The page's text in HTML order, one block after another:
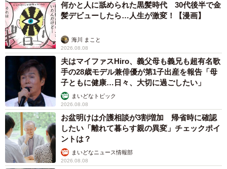
何かと人に舐められた黒髪時代 30代後半で金
髪デビューしたら…人生が激変！【漫画】
海川 まこと
2026.08.08
夫はマイファスHiro、義父母も義兄も超有名歌
手の28歳モデル兼俳優が第1子出産を報告「母
子ともに健康…日々、大切に過ごしたい」
まいどなトピック
2026.08.08
お盆明けは介護相談が3割増加 帰省時に確認
したい「離れて暮らす親の異変」チェックポイ
ントは？
まいどなニュース情報部
2026.08.08